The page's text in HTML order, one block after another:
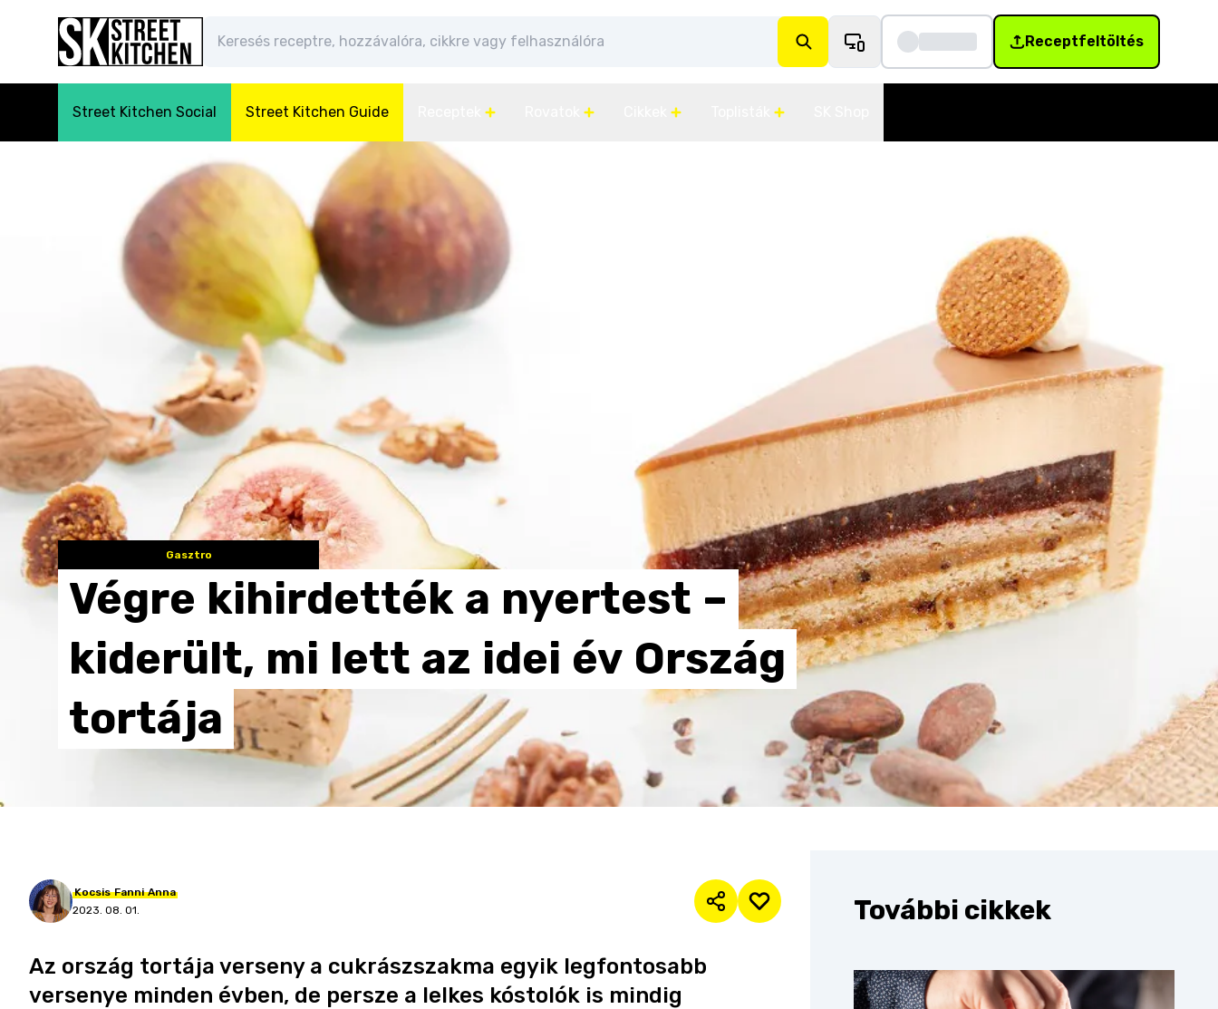
Receptfeltöltés
Street Kitchen Social Street Kitchen Guide
Gasztro
Végre kihirdették a nyertest –
kiderült, mi lett az idei év Ország
tortája
Kocsis Fanni Anna
2023. 08. 01.
Az ország tortája verseny a cukrászszakma egyik legfontosabb
versenye minden évben, de persze a lelkes kóstolók is mindig
További cikkek